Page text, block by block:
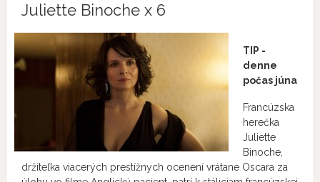
Juliette Binoche x 6
TIP -
denne
počas júna
Francúzska
herečka
Juliette
Binoche,
držiteľka viacerých prestížnych ocenení vrátane Oscara za